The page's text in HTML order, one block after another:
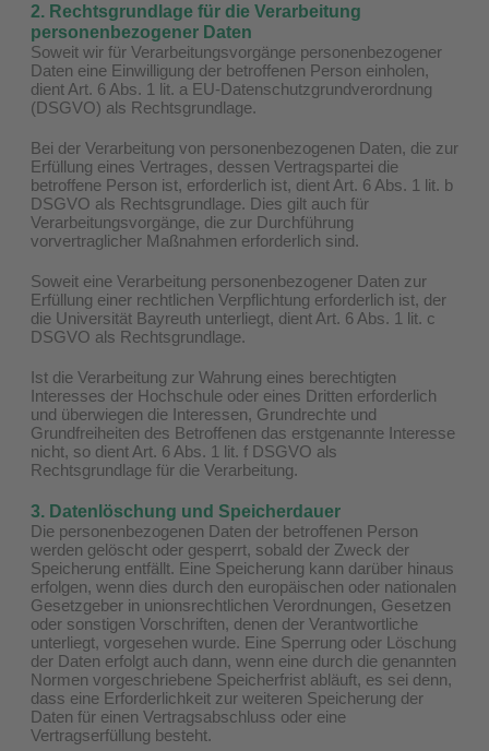
2. Rechtsgrundlage für die Verarbeitung
personenbezogener Daten
Soweit wir für Verarbeitungsvorgänge personenbezogener
Daten eine Einwilligung der betroffenen Person einholen,
dient Art. 6 Abs. 1 lit. a EU-Datenschutzgrundverordnung
(DSGVO) als Rechtsgrundlage.
Bei der Verarbeitung von personenbezogenen Daten, die zur
Erfüllung eines Vertrages, dessen Vertragspartei die
betroffene Person ist, erforderlich ist, dient Art. 6 Abs. 1 lit. b
DSGVO als Rechtsgrundlage. Dies gilt auch für
Verarbeitungsvorgänge, die zur Durchführung
vorvertraglicher Maßnahmen erforderlich sind.
Soweit eine Verarbeitung personenbezogener Daten zur
Erfüllung einer rechtlichen Verpflichtung erforderlich ist, der
die Universität Bayreuth unterliegt, dient Art. 6 Abs. 1 lit. c
DSGVO als Rechtsgrundlage.
Ist die Verarbeitung zur Wahrung eines berechtigten
Interesses der Hochschule oder eines Dritten erforderlich
und überwiegen die Interessen, Grundrechte und
Grundfreiheiten des Betroffenen das erstgenannte Interesse
nicht, so dient Art. 6 Abs. 1 lit. f DSGVO als
Rechtsgrundlage für die Verarbeitung.
3. Datenlöschung und Speicherdauer
Die personenbezogenen Daten der betroffenen Person
werden gelöscht oder gesperrt, sobald der Zweck der
Speicherung entfällt. Eine Speicherung kann darüber hinaus
erfolgen, wenn dies durch den europäischen oder nationalen
Gesetzgeber in unionsrechtlichen Verordnungen, Gesetzen
oder sonstigen Vorschriften, denen der Verantwortliche
unterliegt, vorgesehen wurde. Eine Sperrung oder Löschung
der Daten erfolgt auch dann, wenn eine durch die genannten
Normen vorgeschriebene Speicherfrist abläuft, es sei denn,
dass eine Erforderlichkeit zur weiteren Speicherung der
Daten für einen Vertragsabschluss oder eine
Vertragserfüllung besteht.